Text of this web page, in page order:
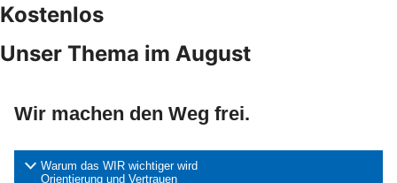
Kostenlos
Unser Thema im August